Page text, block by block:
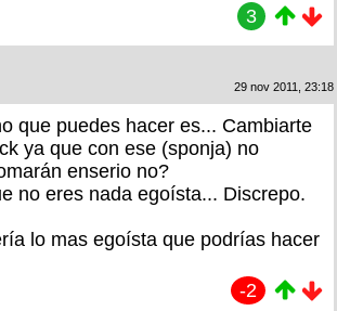
3
29 nov 2011, 23:18
que puedes hacer es... Cambiarte
ya que con ese (sponja) no
enserio no?
no eres nada egoísta... Discrepo.
lo mas egoísta que podrías hacer
-2